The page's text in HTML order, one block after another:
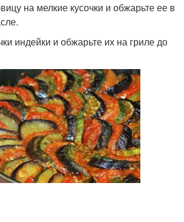
на мелкие кусочки и обжарьте ее в
индейки и обжарьте их на гриле до